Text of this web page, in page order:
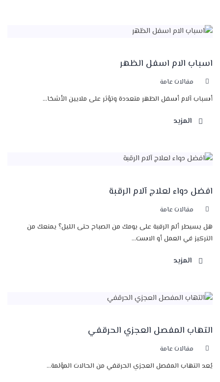
اسباب الام اسفل الظهر
مقالات عامة
أسباب آلام أسفل الظهر متعددة وتؤثر على ملايين الأشخا...
المزيد
افضل دواء لعلاج آلام الرقبة
مقالات عامة
هل يسيطر ألم الرقبة على يومك من الصباح حتى الليل؟ يمنعك من
التركيز في العمل أو الاست...
المزيد
التهاب المفصل العجزي الحرقفي
مقالات عامة
يُعد التهاب المفصل العجزي الحرقفي من الحالات المؤلمة...